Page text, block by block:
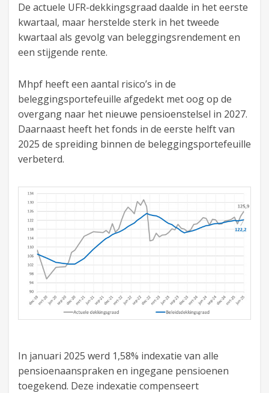
De actuele UFR-dekkingsgraad daalde in het eerste
kwartaal, maar herstelde sterk in het tweede
kwartaal als gevolg van beleggingsrendement en
een stijgende rente.
Mhpf heeft een aantal risico’s in de
beleggingsportefeuille afgedekt met oog op de
overgang naar het nieuwe pensioenstelsel in 2027.
Daarnaast heeft het fonds in de eerste helft van
2025 de spreiding binnen de beleggingsportefeuille
verbeterd.
In januari 2025 werd 1,58% indexatie van alle
pensioenaanspraken en ingegane pensioenen
toegekend. Deze indexatie compenseert